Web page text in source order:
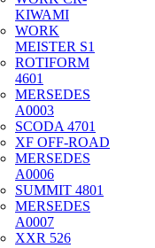
KIWAMI
WORK
MEISTER S1
ROTIFORM
4601
MERSEDES
A0003
SCODA 4701
XF OFF-ROAD
MERSEDES
A0006
SUMMIT 4801
MERSEDES
A0007
XXR 526